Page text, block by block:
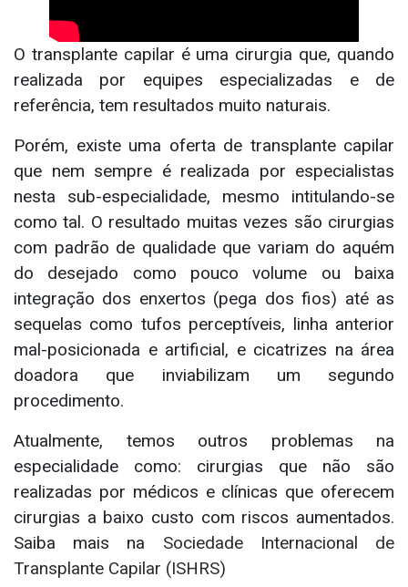
O transplante capilar é uma cirurgia que, quando
realizada por equipes especializadas e de
referência, tem resultados muito naturais.
Porém, existe uma oferta de transplante capilar
que nem sempre é realizada por especialistas
nesta sub-especialidade, mesmo intitulando-se
como tal. O resultado muitas vezes são cirurgias
com padrão de qualidade que variam do aquém
do desejado como pouco volume ou baixa
integração dos enxertos (pega dos fios) até as
sequelas como tufos perceptíveis, linha anterior
mal-posicionada e artificial, e cicatrizes na área
doadora que inviabilizam um segundo
procedimento.
Atualmente, temos outros problemas na
especialidade como: cirurgias que não são
realizadas por médicos e clínicas que oferecem
cirurgias a baixo custo com riscos aumentados.
Saiba mais na Sociedade Internacional de
Transplante Capilar (ISHRS)